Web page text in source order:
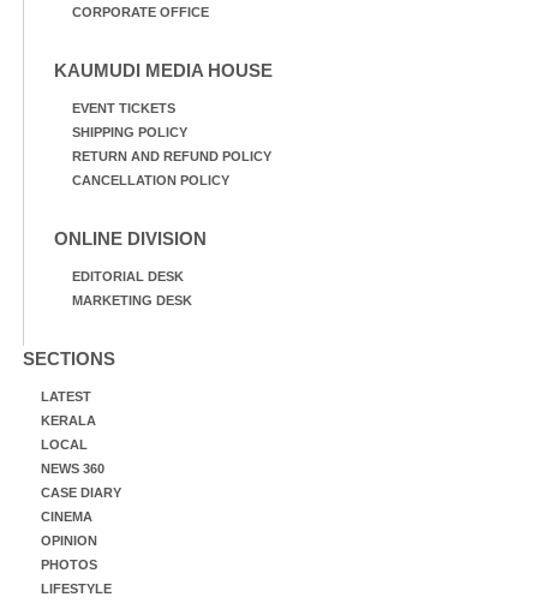
CORPORATE OFFICE
KAUMUDI MEDIA HOUSE
EVENT TICKETS
SHIPPING POLICY
RETURN AND REFUND POLICY
CANCELLATION POLICY
ONLINE DIVISION
EDITORIAL DESK
MARKETING DESK
SECTIONS
LATEST
KERALA
LOCAL
NEWS 360
CASE DIARY
CINEMA
OPINION
PHOTOS
LIFESTYLE